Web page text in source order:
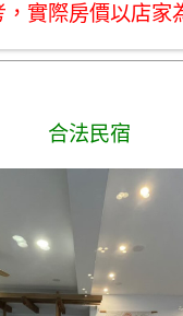
實際房價以店家
合法民宿